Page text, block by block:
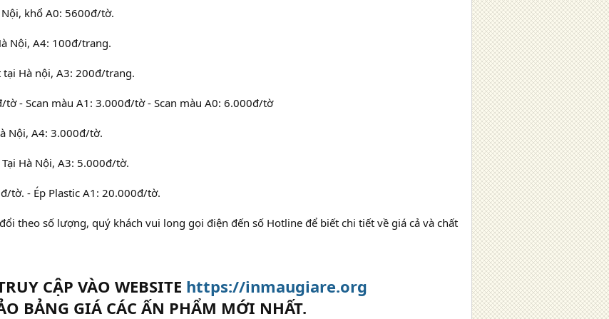
khổ A0: 5600đ/tờ.
Nội, A4: 100đ/trang.
tại Hà nội, A3: 200đ/trang.
tờ - Scan màu A1: 3.000đ/tờ - Scan màu A0: 6.000đ/tờ
Nội, A4: 3.000đ/tờ.
Hà Nội, A3: 5.000đ/tờ.
tờ. - Ép Plastic A1: 20.000đ/tờ.
theo số lượng, quý khách vui long gọi điện đến số Hotline để biết chi tiết về giá cả và chất
CẬP VÀO WEBSITE https://inmaugiare.org
BẢNG GIÁ CÁC ẤN PHẨM MỚI NHẤT.